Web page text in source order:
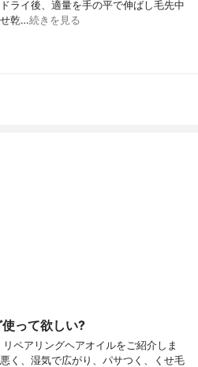
ライ後、適量を手の平で伸ばし毛先中
乾…続きを見る
って欲しい?
ペアリングヘアオイルをご紹介しま
く、湿気で広がり、パサつく、くせ毛